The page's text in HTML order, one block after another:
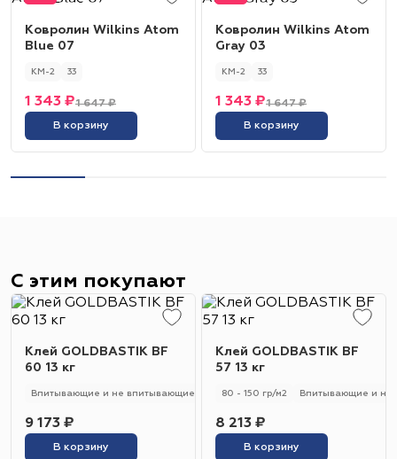
Ковролин Wilkins Atom
Blue 07
КМ-2 33
1 647 ₽
1 343 ₽
В корзину
Ковролин Wilkins Atom
Gray 03
КМ-2 33
1 647 ₽
1 343 ₽
В корзину
С этим покупают
Клей GOLDBASTIK BF
60 13 кг
Впитывающие и не впитывающие 250 - 280 гр/м2 Универсальный
9 173 ₽
В корзину
Клей GOLDBASTIK BF
57 13 кг
80 - 150 гр/м2 Впитывающие и не
8 213 ₽
В корзину